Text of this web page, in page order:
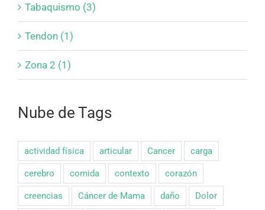
Tabaquismo (3)
Tendon (1)
Zona 2 (1)
Nube de Tags
actividad física articular Cancer carga
cerebro comida contexto corazón
creencias Cáncer de Mama daño Dolor